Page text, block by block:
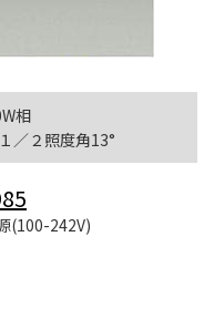
相
／２照度角13°
(100-242V)